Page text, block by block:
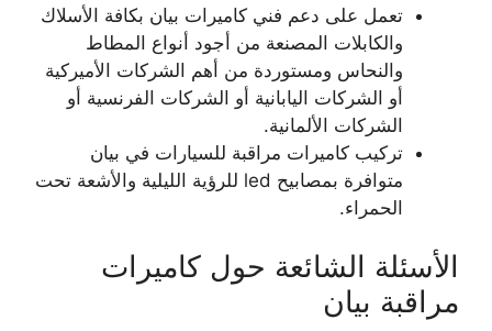
تعمل على دعم فني كاميرات بيان بكافة الأسلاك
والكابلات المصنعة من أجود أنواع المطاط
والنحاس ومستوردة من أهم الشركات الأميركية
أو الشركات اليابانية أو الشركات الفرنسية أو
الشركات الألمانية.
تركيب كاميرات مراقبة للسيارات في بيان
متوافرة بمصابيح led للرؤية الليلية والأشعة تحت
الحمراء.
الأسئلة الشائعة حول كاميرات
مراقبة بيان